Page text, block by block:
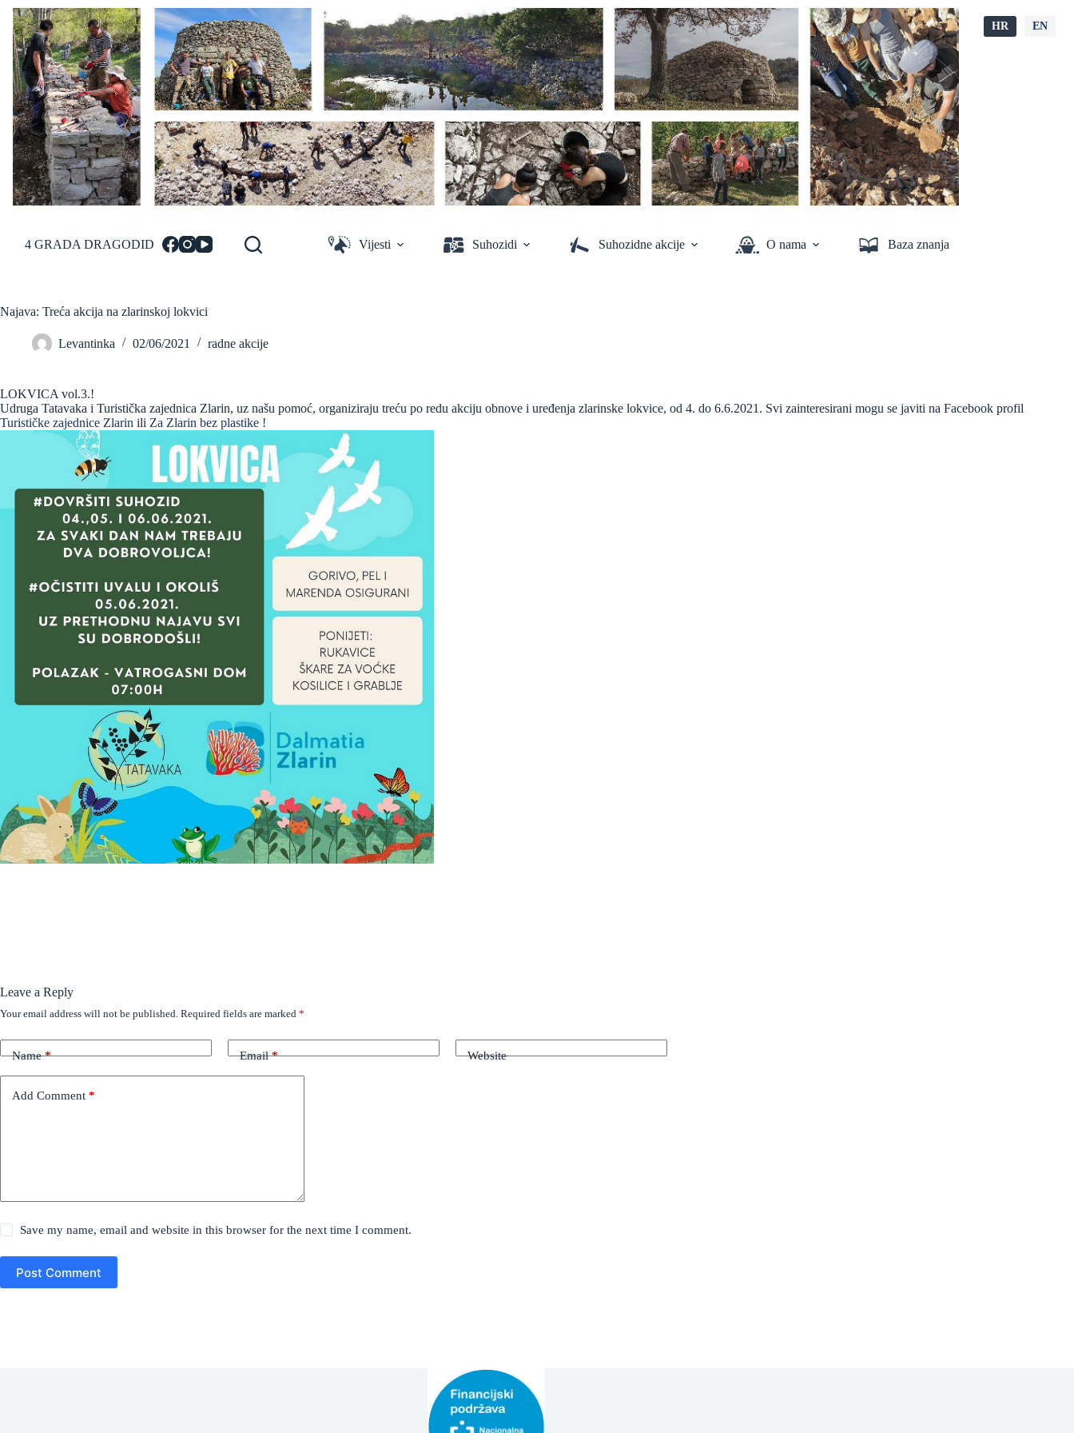
HR EN
Skip
content
4 GRADA DRAGODID Vijesti Suhozidi Suhozidne akcije O nama Baza znanja
Najava: Treća akcija na zlarinskoj lokvici
Levantinka 02/06/2021 radne akcije
LOKVICA vol.3.!
Udruga Tatavaka i Turistička zajednica Zlarin, uz našu pomoć, organiziraju treću po redu akciju obnove i uređenja zlarinske lokvice, od 4. do 6.6.2021. Svi zainteresirani mogu se javiti na Facebook profil
Turističke zajednice Zlarin ili Za Zlarin bez plastike !
Leave a Reply
Your email address will not be published. Required fields are marked *
Name* Email* Website
Add Comment *
Save my name, email and website in this browser for the next time I comment.
Post Comment